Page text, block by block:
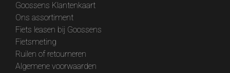
Goossens Klantenkaart
Ons assortiment
Fiets leasen bij Goossens
Fietsmeting
Ruilen of retourneren
Algemene voorwaarden